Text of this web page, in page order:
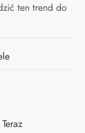
ten trend do